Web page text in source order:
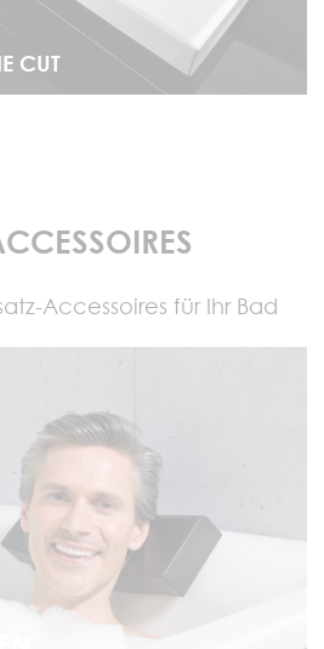
CUT
Accessoires für Ihr Bad